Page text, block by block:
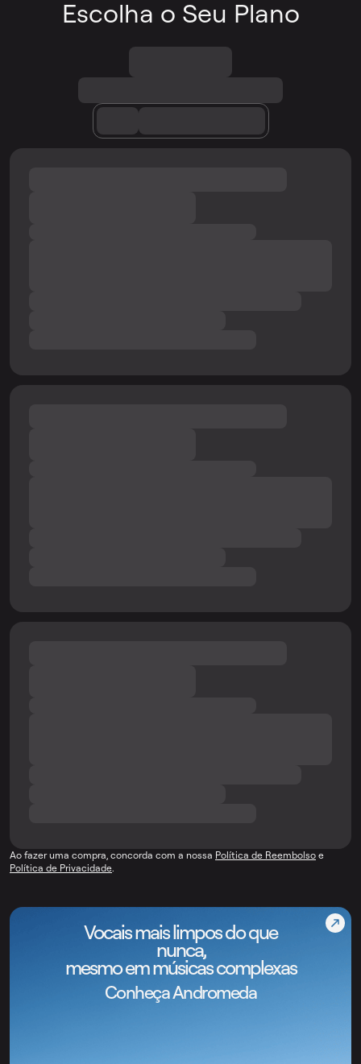
Escolha o Seu Plano
Ao fazer uma compra, concorda com a nossa Política de Reembolso e
Política de Privacidade.
Vocais mais limpos do que
nunca,
mesmo em músicas complexas
Conheça Andromeda